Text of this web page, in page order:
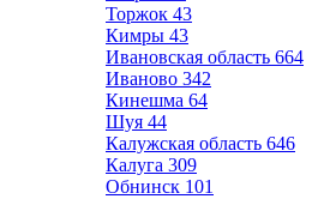
Торжок 43
Кимры 43
Ивановская область 664
Иваново 342
Кинешма 64
Шуя 44
Калужская область 646
Калуга 309
Обнинск 101